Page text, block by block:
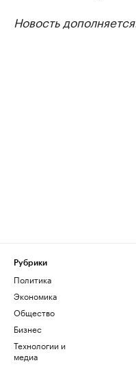
Новость дополняется.
Рубрики
Политика
Экономика
Общество
Бизнес
Технологии и
медиа